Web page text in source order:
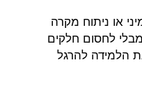
או ניתוח מקרה
לחסום חלקים
הלמידה להרגל